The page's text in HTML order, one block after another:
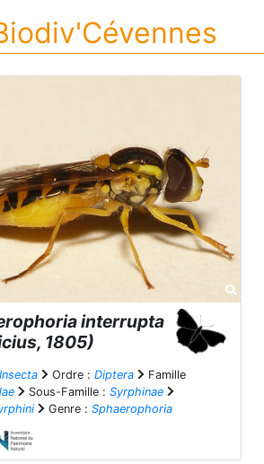
interrupta
1805)
Insecta Ordre : Diptera
Famille
Sous-Famille : Syrphinae
Genre : Sphaerophoria